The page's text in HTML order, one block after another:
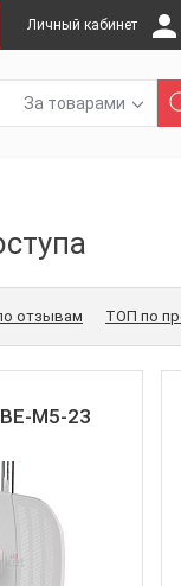
Личный кабинет
За товарами
отзывам ТОП по
M5-23